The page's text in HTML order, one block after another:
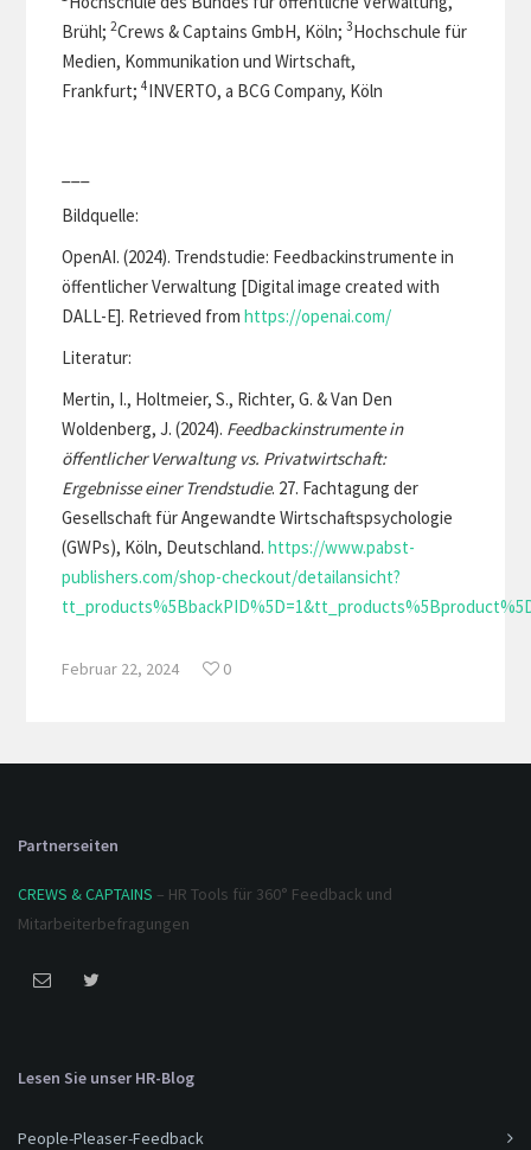
Brühl;2Crews & Captains GmbH, Köln;3Hochschule für
Medien, Kommunikation und Wirtschaft,
Frankfurt;4INVERTO, a BCG Company, Köln
Bildquelle:
OpenAI. (2024). Trendstudie: Feedbackinstrumente in
öffentlicher Verwaltung [Digital image created with
DALL-E]. Retrieved fromhttps://openai.com/
Literatur:
Mertin, I., Holtmeier, S., Richter, G. & Van Den
Woldenberg, J. (2024). Feedbackinstrumente in
öffentlicher Verwaltung vs. Privatwirtschaft:
Ergebnisse einer Trendstudie. 27. Fachtagung der
Gesellschaft für Angewandte Wirtschaftspsychologie
(GWPs), Köln, Deutschland.https://www.pabst-
publishers.com/shop-checkout/detailansicht?
Februar 22, 2024 0
Partnerseiten
CREWS & CAPTAINS – HR Tools für 360° Feedback und
Mitarbeiterbefragungen
Lesen Sie unser HR-Blog
People-Pleaser-Feedback